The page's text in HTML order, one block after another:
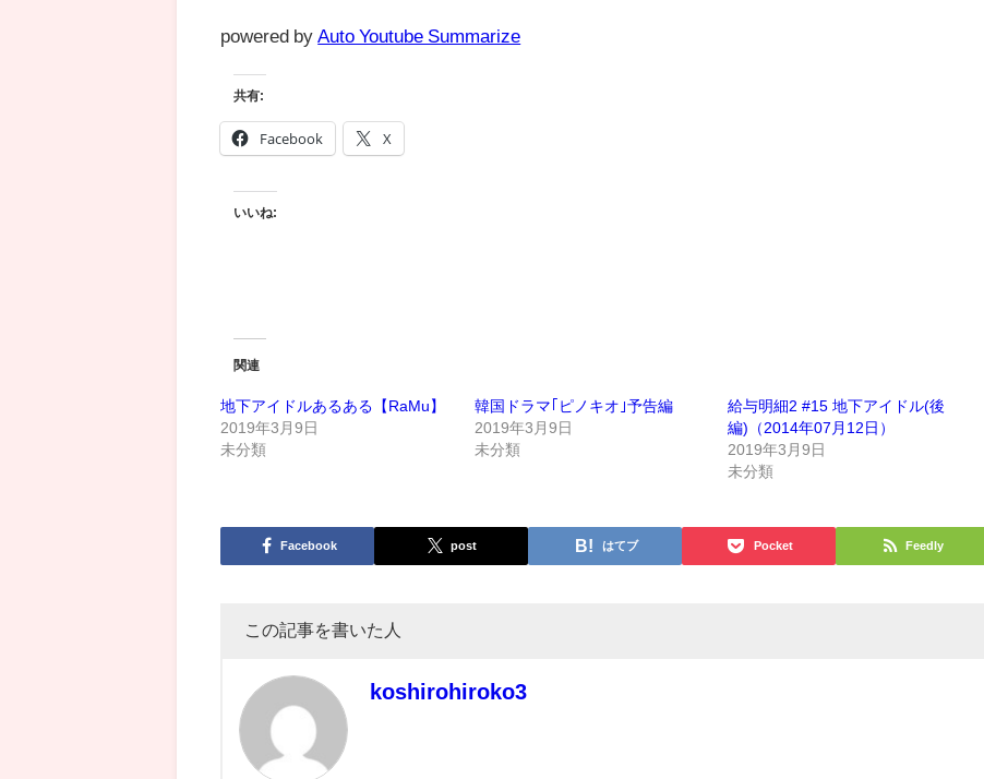
powered by Auto Youtube Summarize
共有:
Facebook X
いいね:
関連
地下アイドルあるある【RaMu】
2019年3月9日
未分類
韓国ドラマ｢ピノキオ｣予告編
2019年3月9日
未分類
給与明細2 #15 地下アイドル(後
編)（2014年07月12日）
2019年3月9日
未分類
Facebook post はてブ Pocket Feedly
この記事を書いた人
koshirohiroko3